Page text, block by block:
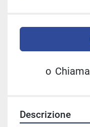
o Chiama
Descrizione